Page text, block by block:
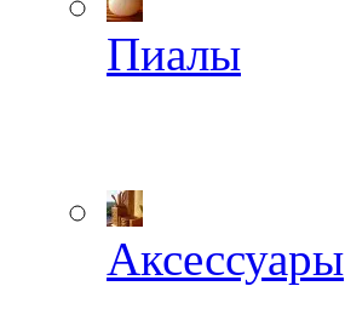
Пиалы
Аксессуары